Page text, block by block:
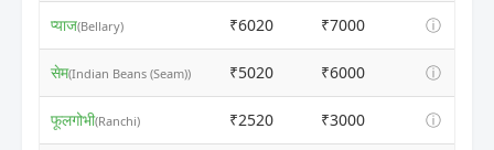
प्याज(Bellary) ₹6020 ₹7000 ⓘ
सेम(Indian Beans (Seam)) ₹5020 ₹6000 ⓘ
फूलगोभी(Ranchi) ₹2520 ₹3000 ⓘ